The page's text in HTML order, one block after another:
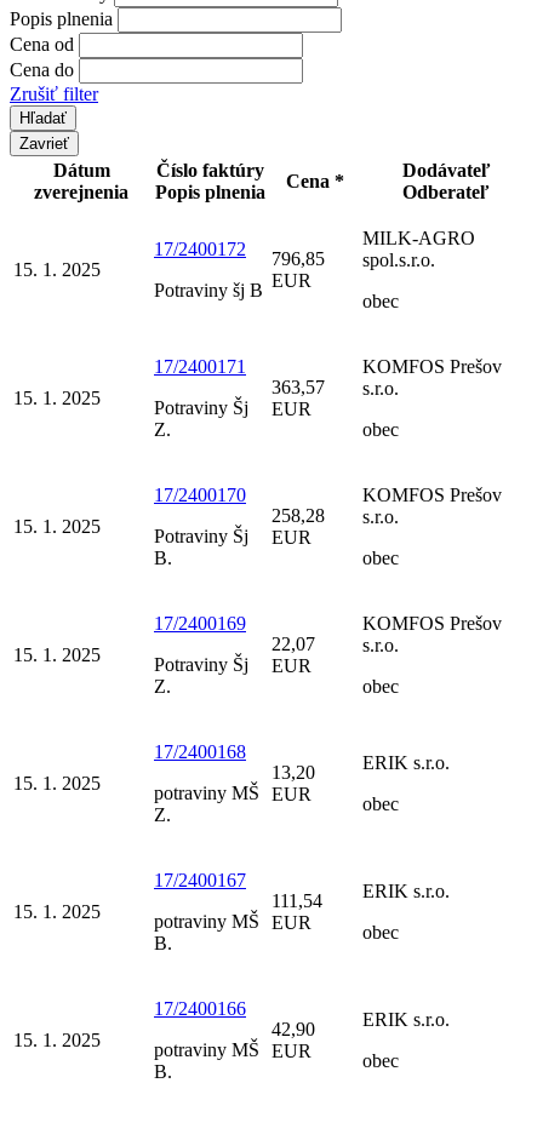
Popis plnenia
Cena od
Cena do
Zrušiť filter
Zavrieť
Dátum
zverejnenia
Číslo faktúry
Popis plnenia
Cena *
Dodávateľ
Odberateľ
15. 1. 2025
17/2400172
Potraviny šj B
796,85
EUR
MILK-AGRO
spol.s.r.o.
obec
15. 1. 2025
17/2400171
Potraviny Šj
Z.
363,57
EUR
KOMFOS Prešov
s.r.o.
obec
15. 1. 2025
17/2400170
Potraviny Šj
B.
258,28
EUR
KOMFOS Prešov
s.r.o.
obec
15. 1. 2025
17/2400169
Potraviny Šj
Z.
22,07
EUR
KOMFOS Prešov
s.r.o.
obec
15. 1. 2025
17/2400168
potraviny MŠ
Z.
13,20
EUR
ERIK s.r.o.
obec
15. 1. 2025
17/2400167
potraviny MŠ
B.
111,54
EUR
ERIK s.r.o.
obec
15. 1. 2025
17/2400166
potraviny MŠ
B.
42,90
EUR
ERIK s.r.o.
obec